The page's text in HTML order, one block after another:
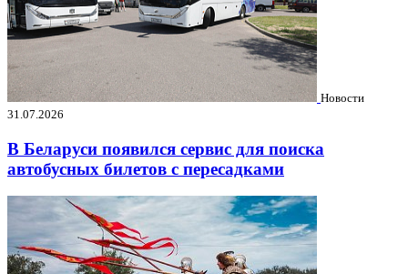
Новости
31.07.2026
В Беларуси появился сервис для поиска
автобусных билетов с пересадками